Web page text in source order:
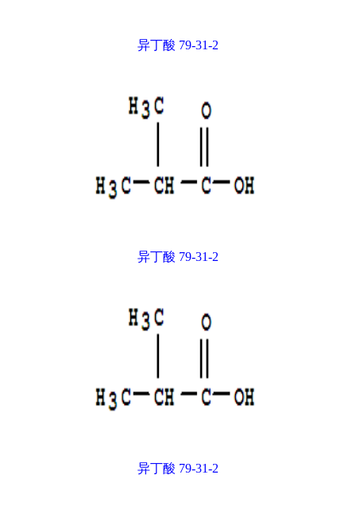
异丁酸 79-31-2
异丁酸 79-31-2
异丁酸 79-31-2